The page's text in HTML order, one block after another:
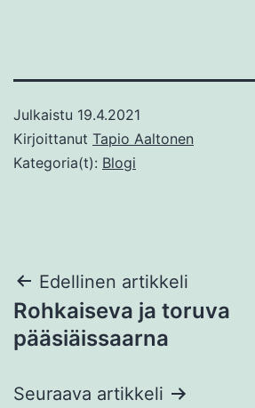
Julkaistu 19.4.2021
Kirjoittanut Tapio Aaltonen
Kategoria(t): Blogi
Artikkelien
selaus
Edellinen artikkeli
Rohkaiseva ja toruva
pääsiäissaarna
Seuraava artikkeli